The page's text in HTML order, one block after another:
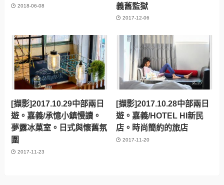
2018-06-08
義舊監獄
2017-12-06
[擷影]2017.10.29中部兩日
遊。嘉義/承憶小鎮慢讀。
夢露冰菓室。日式與懷舊氛
圍
2017-11-23
[擷影]2017.10.28中部兩日
遊。嘉義/HOTEL HI新民
店。時尚簡約的旅店
2017-11-20